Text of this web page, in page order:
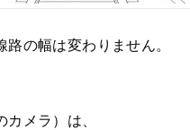
の幅は変わりません。
カメラ）は、